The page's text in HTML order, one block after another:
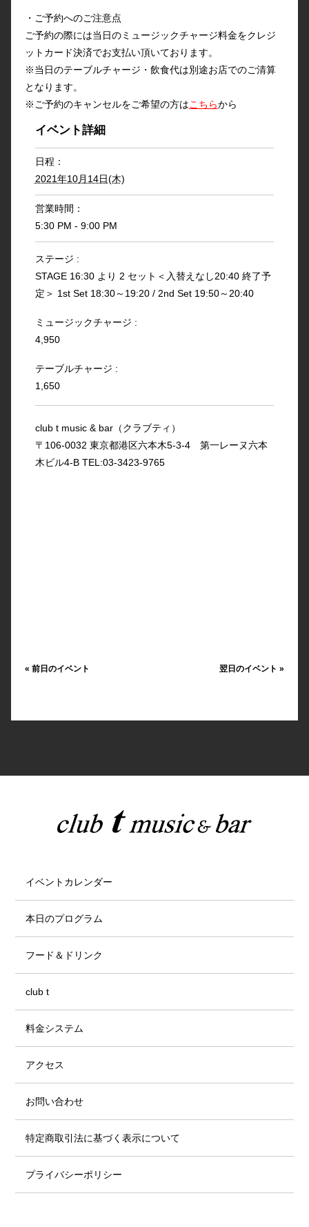
・ご予約へのご注意点
ご予約の際には当日のミュージックチャージ料金をクレジ
ットカード決済でお支払い頂いております。
※当日のテーブルチャージ・飲食代は別途お店でのご清算
となります。
※ご予約のキャンセルをご希望の方はこちらから
イベント詳細
日程：
2021年10月14日(木)
営業時間：
5:30 PM - 9:00 PM
ステージ :
STAGE 16:30 より 2 セット＜入替えなし20:40 終了予
定＞ 1st Set 18:30～19:20 / 2nd Set 19:50～20:40
ミュージックチャージ :
4,950
テーブルチャージ :
1,650
club t music & bar（クラブティ）
〒106-0032 東京都港区六本木5-3-4 第一レーヌ六本
木ビル4-B TEL:03-3423-9765
« 前日のイベント 翌日のイベント»
イベントカレンダー
本日のプログラム
フード＆ドリンク
club t
料金システム
アクセス
お問い合わせ
特定商取引法に基づく表示について
プライバシーポリシー